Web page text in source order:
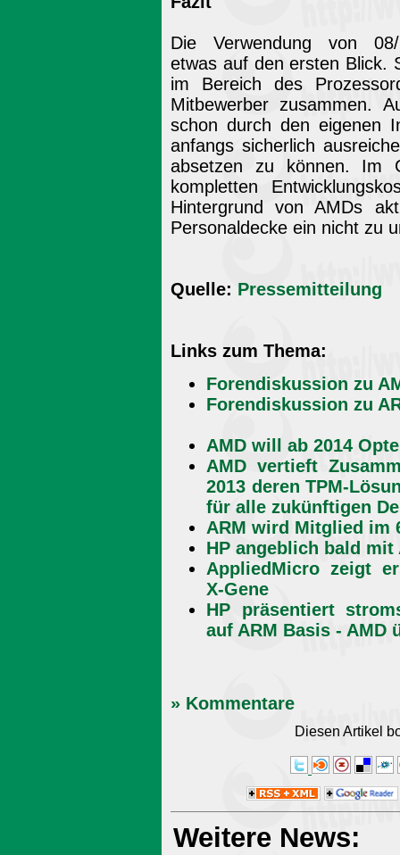
Die Verwendung von 08/
etwas auf den ersten Blick.
im Bereich des
Mitbewerber zusammen.
schon durch den eigenen
anfangs sicherlich
absetzen zu können. Im
kompletten
Hintergrund von AMDs
Personaldecke ein nicht zu
Quelle: Pressemitteilung
Links zum Thema:
Forendiskussion zu
Forendiskussion zu
AMD will ab 2014
AMD vertieft
2013 deren TPM-
für alle zukünftigen
ARM wird Mitglied im
HP angeblich bald
AppliedMicro zeigt
X-Gene
HP präsentiert
auf ARM Basis - AMD
» Kommentare
Diesen Artikel
Weitere News: